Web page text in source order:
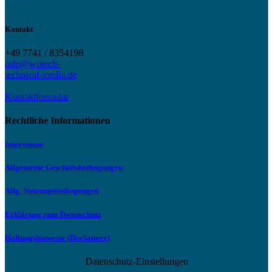
Kontakt
+49 7741 / 8354198
info@wotech-
technical-media.de
Kontaktformular
Rechtliche Informationen
Impressum
Allgemeine Geschäftsbedingungen
Allg. Nutzungsbedingungen
Erklärung zum Datenschutz
Haftungshinweise (Disclaimer)
Datenschutz-Einstellungen